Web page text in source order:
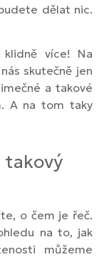
dělat nic.
více! Na
skutečně jen
a takové
A na tom taky
takový
o čem je řeč.
na to, jak
můžeme